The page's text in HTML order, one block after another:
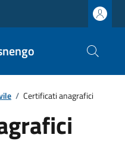
/ Certificati anagrafici